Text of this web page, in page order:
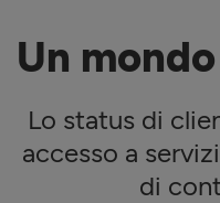
Un
Lo status di
accesso a
di